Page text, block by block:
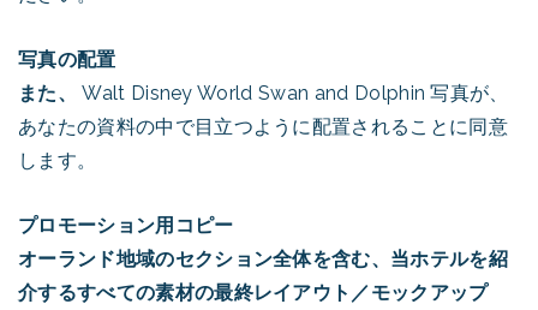
写真の配置
また、
Walt Disney World Swan and Dolphin 写真が、
あなたの資料の中で目立つように配置されることに同意
します。
プロモーション用コピー
オーランド地域のセクション全体を含む、当ホテルを紹
介するすべての素材の最終レイアウト／モックアップ